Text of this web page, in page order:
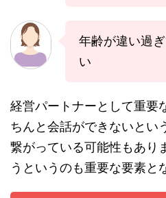
年齢が違い過
い
経営パートナーとして重要
ちんと会話ができないとい
繋がっている可能性もあり
うというのも重要な要素と